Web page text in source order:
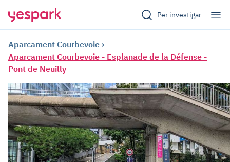
Per investigar
Aparcament Courbevoie
Aparcament Courbevoie - Esplanade de la Défense -
Pont de Neuilly